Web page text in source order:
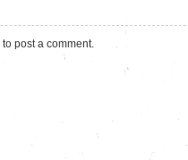
to post a comment.